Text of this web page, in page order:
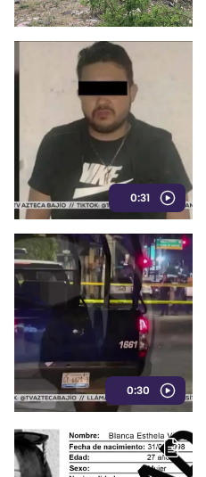
0:31
0:30